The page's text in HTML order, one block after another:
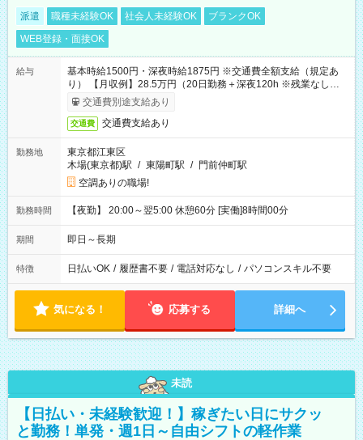
派遣 職種未経験OK 社会人未経験OK
ブランクOK
WEB登録・面接OK
給与
基本時給1500円・深夜時給1875円 ※交通費全額支給（規定あ
り） 【月収例】28.5万円（20日勤務＋深夜120h ※残業なしの場
合）交通費別途支給あり
交通費 交通費支給あり
勤務地
東京都江東区
木場(東京都)駅 / 東陽町駅 / 門前仲町駅
空調ありの職場!
勤務時間 【夜勤】 20:00～翌5:00 休憩60分 [実働]8時間00分
期間 即日～長期
特徴 日払いOK / 履歴書不要 / 電話対応なし / パソコンスキル不要
気になる！ 応募する 詳細へ
未読
【日払い・未経験歓迎！】稼ぎたい日にサクッ
と勤務！単発・週1日～自由シフトの軽作業